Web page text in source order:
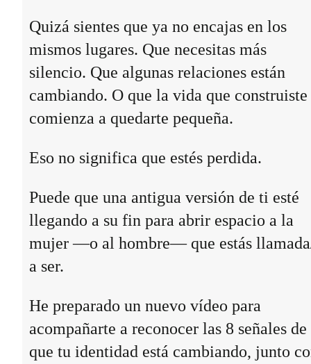
Quizá sientes que ya no encajas en los
mismos lugares. Que necesitas más
silencio. Que algunas relaciones están
cambiando. O que la vida que construiste
comienza a quedarte pequeña.
Eso no significa que estés perdida.
Puede que una antigua versión de ti esté
llegando a su fin para abrir espacio a la
mujer —o al hombre— que estás
a ser.
He preparado un nuevo vídeo para
acompañarte a reconocer las 8 señales de
que tu identidad está cambiando, junto